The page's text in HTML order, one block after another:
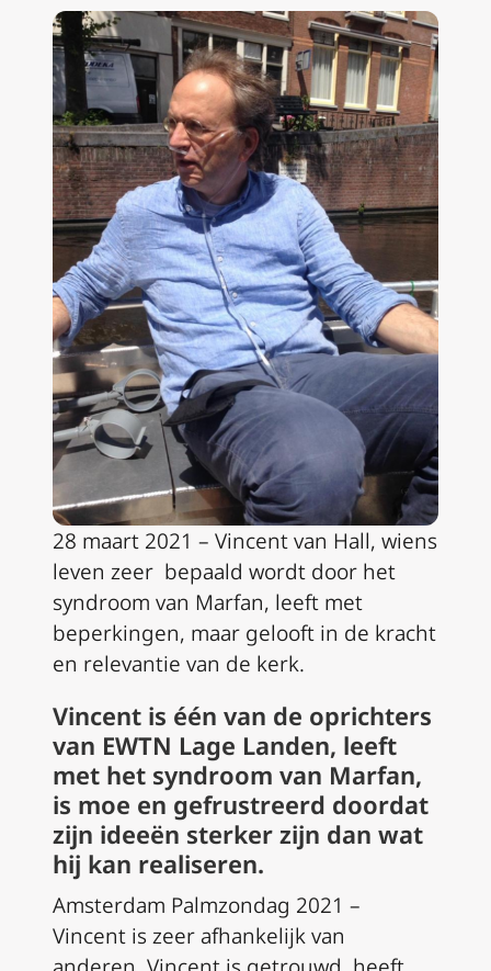
28 maart 2021 – Vincent van Hall, wiens
leven zeer bepaald wordt door het
syndroom van Marfan, leeft met
beperkingen, maar gelooft in de kracht
en relevantie van de kerk.
Vincent is één van de oprichters
van EWTN Lage Landen, leeft
met het syndroom van Marfan,
is moe en gefrustreerd doordat
zijn ideeën sterker zijn dan wat
hij kan realiseren.
Amsterdam Palmzondag 2021 –
Vincent is zeer afhankelijk van